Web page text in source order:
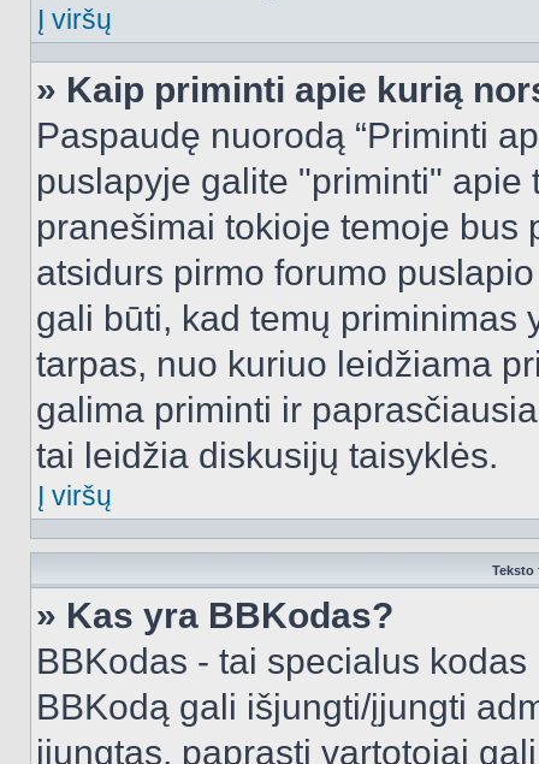
Į viršų
» Kaip priminti apie kurią
Paspaudę nuorodą “Priminti
puslapyje galite "priminti"
pranešimai tokioje temoje bus
atsidurs pirmo forumo
gali būti, kad temų priminimas
tarpas, nuo kuriuo leidžiama
galima priminti ir
tai leidžia diskusijų taisyklės.
Į viršų
Teksto
» Kas yra BBKodas?
BBKodas - tai specialus
BBKodą gali išjungti/įjungti
įjungtas, paprasti vartotojai